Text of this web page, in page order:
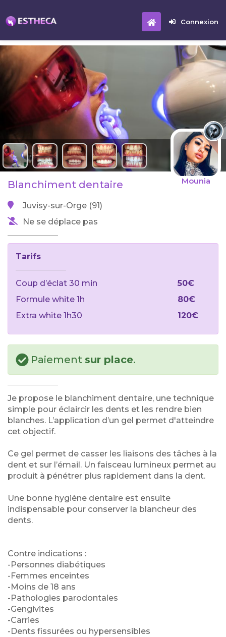
Connexion
Mounia
Blanchiment dentaire
Juvisy-sur-Orge (91)
Ne se déplace pas
Tarifs
Coup d’éclat 30 min
50€
Formule white 1h
80€
Extra white 1h30
120€
Paiement sur place.
Je propose le blanchiment dentaire, une technique
simple pour éclaircir les dents et les rendre bien
blanches. L’application d’un gel permet d'atteindre
cet objectif.
Ce gel permet de casser les liaisons des tâches à la
dent et sur l’émail. Un faisceau lumineux permet au
produit à pénétrer plus rapidement dans la dent.
Une bonne hygiène dentaire est ensuite
indispensable pour conserver la blancheur des
dents.
Contre indications :
-Personnes diabétiques
-Femmes enceintes
-Moins de 18 ans
-Pathologies parodontales
-Gengivites
-Carries
-Dents fissurées ou hypersensibles